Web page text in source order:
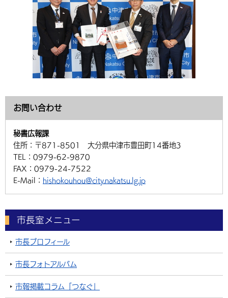
お問い合わせ
秘書広報課
住所： 〒871-8501 大分県中津市豊田町14番地3
TEL： 0979-62-9870
FAX： 0979-24-7522
E-Mail： hishokouhou@city.nakatsu.lg.jp
市長室メニュー
市長プロフィール
市長フォトアルバム
市報掲載コラム「つなぐ」